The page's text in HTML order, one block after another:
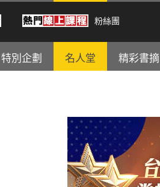
粉絲團
特別企劃 名人堂 精彩書摘